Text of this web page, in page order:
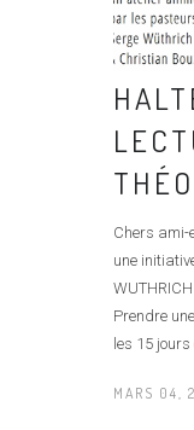
Chers ami-
une
Prendre
les 15
MARS 04,